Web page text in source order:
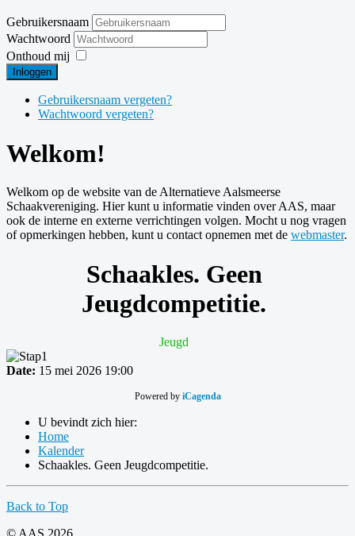
Gebruikersnaam
Wachtwoord
Onthoud mij
Inloggen
Gebruikersnaam vergeten?
Wachtwoord vergeten?
Welkom!
Welkom op de website van de Alternatieve Aalsmeerse
Schaakvereniging. Hier kunt u informatie vinden over AAS, maar
ook de interne en externe verrichtingen volgen. Mocht u nog vragen
of opmerkingen hebben, kunt u contact opnemen met de webmaster.
Schaakles. Geen
Jeugdcompetitie.
Jeugd
Date: 15 mei 2026 19:00
Powered by iCagenda
U bevindt zich hier:
Home
Kalender
Schaakles. Geen Jeugdcompetitie.
Back to Top
© AAS 2026